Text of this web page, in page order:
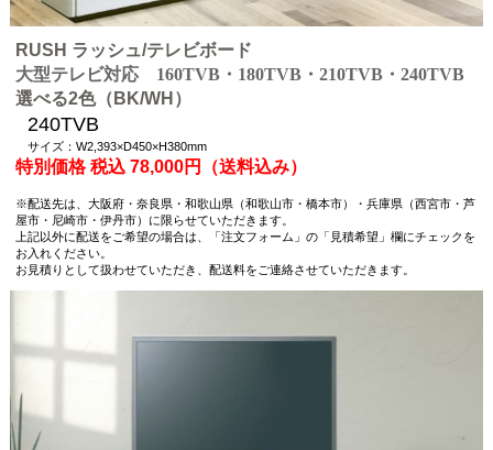
RUSH ラッシュ/テレビボード
大型テレビ対応 160TVB・180TVB・210TVB・240TVB
選べる2色（BK/WH）
240TVB
サイズ：W2,393×D450×H380mm
特別価格 税込 78,000円（送料込み）
※配送先は、大阪府・奈良県・和歌山県（和歌山市・橋本市）・兵庫県（西宮市・芦
屋市・尼崎市・伊丹市）に限らせていただきます。
上記以外に配送をご希望の場合は、「注文フォーム」の「見積希望」欄にチェックを
お入れください。
お見積りとして扱わせていただき、配送料をご連絡させていただきます。